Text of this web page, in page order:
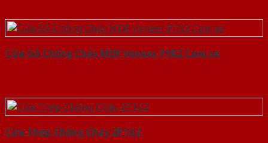
Cửa Gỗ Chống Cháy MDF Veneer P1R2 Cam xe
Cửa Thép Chống Cháy 2P1G2